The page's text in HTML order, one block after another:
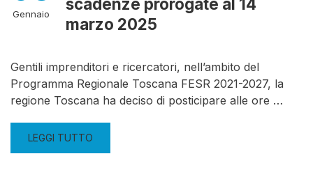
Gennaio
scadenze prorogate al 14
marzo 2025
Gentili imprenditori e ricercatori, nell’ambito del
Programma Regionale Toscana FESR 2021-2027, la
regione Toscana ha deciso di posticipare alle ore …
LEGGI TUTTO